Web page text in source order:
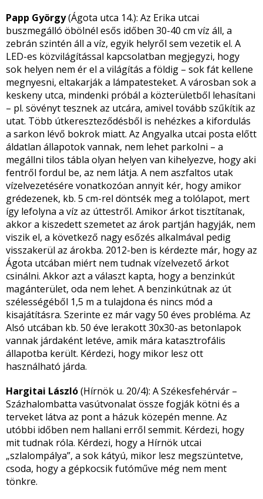
Papp György(Ágota utca 14.): Az Erika utcai
buszmegálló öbölnél esős időben 30-40 cm víz áll, a
zebrán szintén áll a víz, egyik helyről sem vezetik el. A
LED-es közvilágítással kapcsolatban megjegyzi, hogy
sok helyen nem ér el a világítás a földig – sok fát kellene
megnyesni, eltakarják a lámpatesteket. A városban sok a
keskeny utca, mindenki próbál a közterületből lehasítani
– pl. sövényt tesznek az utcára, amivel tovább szűkítik az
utat. Több útkereszteződésből is nehézkes a kifordulás
a sarkon lévő bokrok miatt. Az Angyalka utcai posta előtt
áldatlan állapotok vannak, nem lehet parkolni – a
megállni tilos tábla olyan helyen van kihelyezve, hogy aki
fentről fordul be, az nem látja. A nem aszfaltos utak
vízelvezetésére vonatkozóan annyit kér, hogy amikor
grédezenek, kb. 5 cm-rel döntsék meg a tolólapot, mert
így lefolyna a víz az úttestről. Amikor árkot tisztítanak,
akkor a kiszedett szemetet az árok partján hagyják, nem
viszik el, a következő nagy esőzés alkalmával pedig
visszakerül az árokba. 2012-ben is kérdezte már, hogy az
Ágota utcában miért nem tudnak vízelvezető árkot
csinálni. Akkor azt a választ kapta, hogy a benzinkút
magánterület, oda nem lehet. A benzinkútnak az út
szélességéből 1,5 m a tulajdona és nincs mód a
kisajátításra. Szerinte ez már vagy 50 éves probléma. Az
Alsó utcában kb. 50 éve lerakott 30x30-as betonlapok
vannak járdaként letéve, amik mára katasztrofális
állapotba került. Kérdezi, hogy mikor lesz ott
használható járda.
Hargitai László(Hírnök u. 20/4): A Székesfehérvár –
Százhalombatta vasútvonalat össze fogják kötni és a
terveket látva az pont a házuk közepén menne. Az
utóbbi időben nem hallani erről semmit. Kérdezi, hogy
mit tudnak róla. Kérdezi, hogy a Hírnök utcai
„szlalompálya”, a sok kátyú, mikor lesz megszüntetve,
csoda, hogy a gépkocsik futóműve még nem ment
tönkre.